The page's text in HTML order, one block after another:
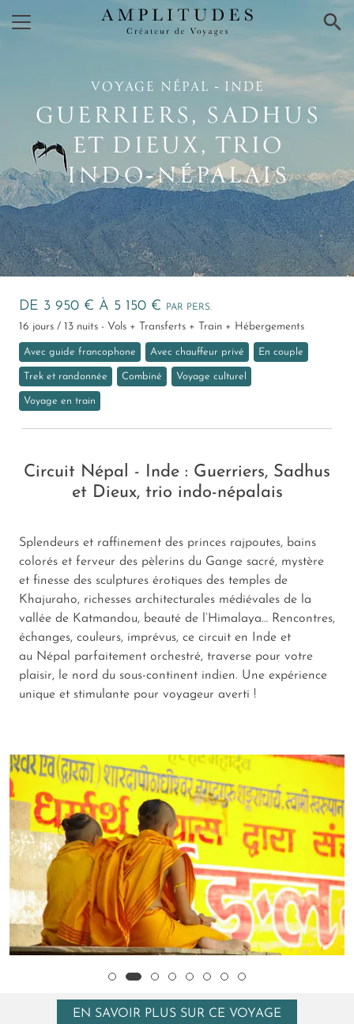
×
VOYAGE NÉPAL ‑ INDE
GUERRIERS, SADHUS
ET DIEUX, TRIO
INDO‑NÉPALAIS
DE 3 950 € À 5 150 € PAR PERS.
16 jours / 13 nuits - Vols + Transferts + Train + Hébergements
Avec guide francophone Avec chauffeur privé En couple
Trek et randonnée Combiné Voyage culturel
Voyage en train
Circuit Népal - Inde : Guerriers, Sadhus
et Dieux, trio indo-népalais
Splendeurs et raffinement des princes rajpoutes, bains
colorés et ferveur des pèlerins du Gange sacré, mystère
et finesse des sculptures érotiques des temples de
Khajuraho, richesses architecturales médiévales de la
vallée de Katmandou, beauté de l’Himalaya… Rencontres,
échanges, couleurs, imprévus, ce circuit en Inde et
au Népal parfaitement orchestré, traverse pour votre
plaisir, le nord du sous-continent indien. Une expérience
unique et stimulante pour voyageur averti !
EN SAVOIR PLUS SUR CE VOYAGE